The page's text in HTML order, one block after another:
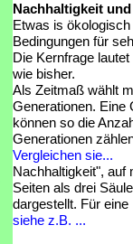
Nachhaltigkeit
Etwas is
Bedingungen für
Die Kernfrage
wie bisher.
Als Zeitmaß wählt
Generationen. Eine
können so die
Generationen
Vergleichen sie...
Nachhaltigkeit", auf
Seiten als drei
dargestellt. Für eine
siehe z.B. ...